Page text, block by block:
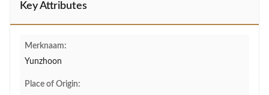
Key Attributes
Merknaam:
Yunzhoon
Place of Origin: